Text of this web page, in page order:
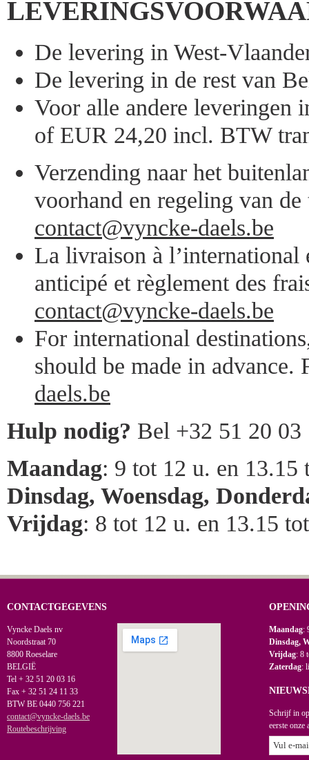
De levering in West-
De levering in de rest van
Voor alle andere
of EUR 24,20 incl. BTW
Verzending naar het
voorhand en regeling van
contact@vyncke-daels.be
La livraison à l’international
anticipé et règlement des
contact@vyncke-daels.be
For international
should be made in advance.
daels.be
Hulp nodig? Bel +32 51 20 03
Maandag: 9 tot 12 u. en 13.15
Dinsdag, Woensdag,
Vrijdag: 8 tot 12 u. en 13.15
CONTACTGEGEVENS
Vyncke Daels nv
Noordstraat 70
8800 Roeselare
BELGIË
Tel + 32 51 20 03 16
Fax + 32 51 24 11 33
BTW BE 0440 756 221
contact@vyncke-daels.be
Routebeschrijving
Maandag:
Dinsdag,
Vrijdag: 8
Zaterdag:
Schrijf in
eerste onze